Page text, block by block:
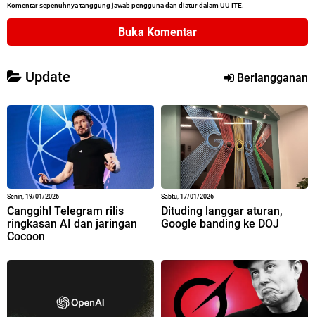
Komentar sepenuhnya tanggung jawab pengguna dan diatur dalam UU ITE.
Buka Komentar
Update Berlangganan
Senin, 19/01/2026
Canggih! Telegram rilis
ringkasan AI dan jaringan
Cocoon
Sabtu, 17/01/2026
Dituding langgar aturan,
Google banding ke DOJ